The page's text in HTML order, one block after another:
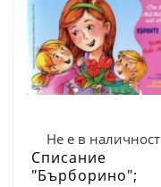
Не е в наличност
Списание
"Бърборино";